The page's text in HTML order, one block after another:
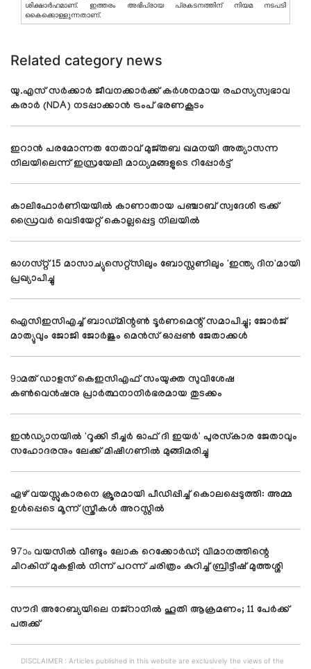
ശിക്ഷാര്‍ഹമാണ്. ഇത്തരം അഭിപ്രായ പ്രകടനത്തിന് നിയമ നടപടി
കൈക്കൊള്ളുന്നതാണ്.
Related category news
യു.എസ് സര്‍ക്കാര്‍ ജീവനക്കാര്‍ക്ക് കര്‍ശനമായ രഹസ്യസ്വഭാവ
കരാര്‍ (NDA) നടപ്പാക്കാന്‍ ട്രംപ് ഭരണകൂടം
ഇറാന്‍ പരമോന്നത നേതാവ് മുജ്തബ ഖമനയി അത്യാസന്ന
നിലയിലെന്ന് ഇസ്രയേലി മാധ്യമങ്ങളുടെ റിപ്പോര്‍ട്ട്
കാലിഫോര്‍ണിയയില്‍ കാണാതായ പഞ്ചാബ് സ്വദേശി ട്രക്ക്
ഡ്രൈവര്‍ വെടിയേറ്റ് കൊല്ലപ്പെട്ട നിലയില്‍
ഓഗസ്റ്റ് 15 മാസാച്യുസെറ്റ്സിലും ബോസ്റ്റണിലും 'ഇന്ത്യ ദിന'മായി
പ്രഖ്യാപിച്ചു
ഐസിഇസിഎച്ച് ബാഡ്മിന്റണ്‍ ടൂര്‍ണമെന്റ് സമാപിച്ചു; ജോര്‍ജ്
മാത്യുവും ജോജി ജോര്‍ജും മെന്‍സ് ഓപ്പണ്‍ ജേതാക്കള്‍
9ാമത് ഡാളസ് കെഇസിഎഫ് സംയുക്ത സുവിശേഷ
കണ്‍വെന്‍ഷനു പ്രാര്‍ത്ഥനാനിര്‍ഭരമായ തുടക്കം
ഇന്‍ഡ്യാനയില്‍ 'റൂക്കി ടീച്ചര്‍ ഓഫ് ദി ഇയര്‍' പുരസ്‌കാര ജേതാവും
സഹോദരനും ലേക്ക് മിഷിഗണില്‍ മുങ്ങിമരിച്ചു
ഏഴ് വയസ്സുകാരനെ ക്രൂരമായി പീഡിപ്പിച്ച് കൊലപ്പെടുത്തി: അമ്മ
ഉള്‍പ്പെടെ മൂന്ന് സ്ത്രീകള്‍ അറസ്റ്റില്‍
97ാം വയസില്‍ വീണ്ടും ലോക റെക്കോര്‍ഡ്; വിമാനത്തിന്റെ
ചിറകിന് മുകളില്‍ നിന്ന് പറന്ന് ചരിത്രം കുറിച്ച് ബ്രിട്ടീഷ് മുത്തശ്ശി
സൗദി അറേബ്യയിലെ നജ്റാനില്‍ ഹൂതി ആക്രമണം; 11 പേര്‍ക്ക്
പരുക്ക്
DISCLAIMER : Articles published in this website are exclusively the views of the